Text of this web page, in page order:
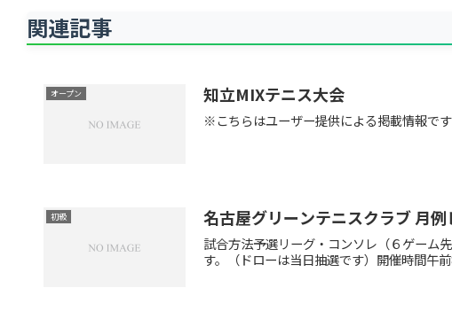
関連記事
オープン 知立MIXテニス大会
※こちらはユーザー提供による掲載情報で
初級 名古屋グリーンテニスクラブ 月
試合方法予選リーグ・コンソレ（６ゲーム
す。（ドローは当日抽選です）開催時間午